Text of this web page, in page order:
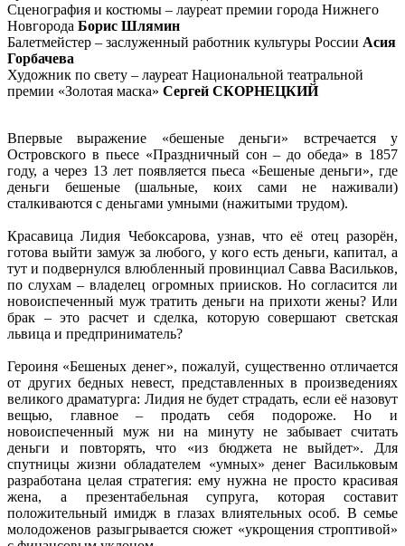
Сценография и костюмы – лауреат премии города Нижнего
Новгорода Борис Шлямин
Балетмейстер – заслуженный работник культуры России Асия
Горбачева
Художник по свету – лауреат Национальной театральной
премии «Золотая маска» Сергей СКОРНЕЦКИЙ
Впервые выражение «бешеные деньги» встречается у
Островского в пьесе «Праздничный сон – до обеда» в 1857
году, а через 13 лет появляется пьеса «Бешеные деньги», где
деньги бешеные (шальные, коих сами не наживали)
сталкиваются с деньгами умными (нажитыми трудом).
Красавица Лидия Чебоксарова, узнав, что её отец разорён,
готова выйти замуж за любого, у кого есть деньги, капитал, а
тут и подвернулся влюбленный провинциал Савва Васильков,
по слухам – владелец огромных приисков. Но согласится ли
новоиспеченный муж тратить деньги на прихоти жены? Или
брак – это расчет и сделка, которую совершают светская
львица и предприниматель?
Героиня «Бешеных денег», пожалуй, существенно отличается
от других бедных невест, представленных в произведениях
великого драматурга: Лидия не будет страдать, если её назовут
вещью, главное – продать себя подороже. Но и
новоиспеченный муж ни на минуту не забывает считать
деньги и повторять, что «из бюджета не выйдет». Для
спутницы жизни обладателем «умных» денег Васильковым
разработана целая стратегия: ему нужна не просто красивая
жена, а презентабельная супруга, которая составит
положительный имидж в глазах влиятельных особ. В семье
молодоженов разыгрывается сюжет «укрощения строптивой»